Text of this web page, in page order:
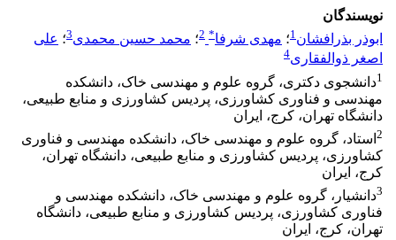
نویسندگان
ابوذر بذرافشان1؛ مهدی شرفا*
2؛ محمد حسین محمدی3؛ علی
اصغر ذوالفقاری4
1دانشجوی دکتری، گروه علوم و مهندسی خاک، دانشکده
مهندسی و فناوری کشاورزی، پردیس کشاورزی و منابع طبیعی،
دانشگاه تهران، کرج، ایران
2 استاد، گروه علوم و مهندسی خاک، دانشکده مهندسی و فناوری
کشاورزی، پردیس کشاورزی و منابع طبیعی، دانشگاه تهران،
کرج، ایران
3دانشیار، گروه علوم و مهندسی خاک، دانشکده مهندسی و
فناوری کشاورزی، پردیس کشاورزی و منابع طبیعی، دانشگاه
تهران، کرج، ایران